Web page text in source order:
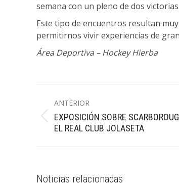
semana con un pleno de dos victorias.
Este tipo de encuentros resultan
permitirnos vivir experiencias de
Área Deportiva – Hockey Hierba
entre
publicaciones
ANTERIOR
Publicación
anterior:
EXPOSICIÓN SOBRE
EL REAL CLUB JOLASETA
Noticias relacionadas